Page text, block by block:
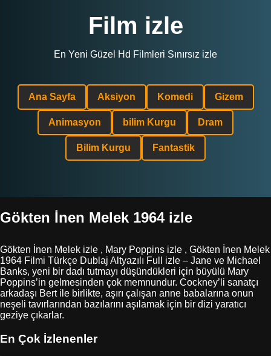
Film izle
En Yeni Güzel Hd Filmleri Sınırsız izle
Ana Sayfa Aksiyon Komedi Gizem
Animasyon bilim Kurgu Dram
Bilim Kurgu Fantastik
Gökten İnen Melek 1964 izle
Gökten İnen Melek izle , Mary Poppins izle , Gökten İnen Melek
1964 Filmi Türkçe Dublaj Altyazılı Full izle – Jane ve Michael
Banks, yeni bir dadı tutmayı düşündükleri için büyülü Mary
Poppins’in gelmesinden çok memnundur. Cockney’li sanatçı
arkadaşı Bert ile birlikte, aşırı çalışan anne babalarına onun
neşeli tavırlarından bazılarını aşılamak için bir dizi yaratıcı
geziye çıkarlar.
En Çok İzlenenler